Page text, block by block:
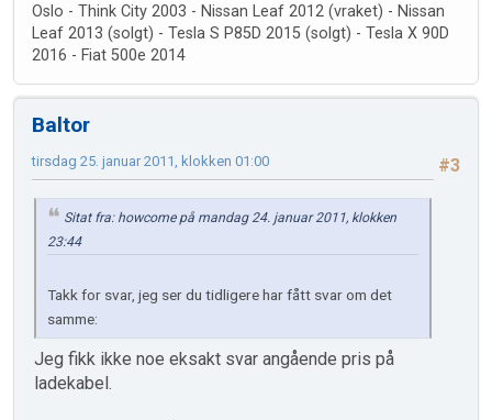
Oslo - Think City 2003 - Nissan Leaf 2012 (vraket) - Nissan
Leaf 2013 (solgt) - Tesla S P85D 2015 (solgt) - Tesla X 90D
2016 - Fiat 500e 2014
Baltor
#3
tirsdag 25. januar 2011, klokken 01:00
Sitat fra: howcome på mandag 24. januar 2011, klokken
23:44
Takk for svar, jeg ser du tidligere har fått svar om det
samme:
Jeg fikk ikke noe eksakt svar angående pris på
ladekabel.